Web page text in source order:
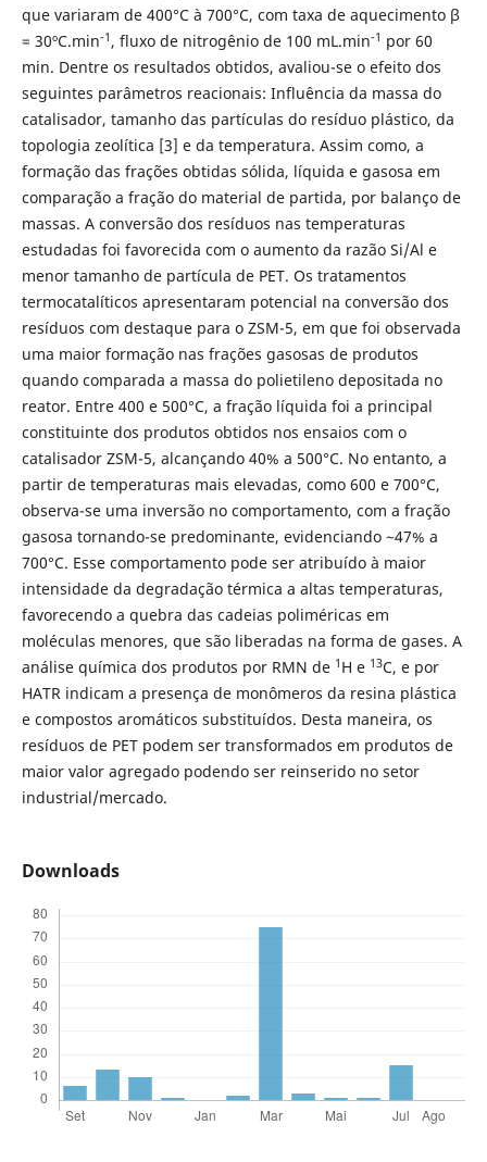
que variaram de 400°C à 700°C, com taxa de aquecimento β
= 30ºC.min-1 , fluxo de nitrogênio de 100 mL.min-1 por 60
min. Dentre os resultados obtidos, avaliou-se o efeito dos
seguintes parâmetros reacionais: Influência da massa do
catalisador, tamanho das partículas do resíduo plástico, da
topologia zeolítica [3] e da temperatura. Assim como, a
formação das frações obtidas sólida, líquida e gasosa em
comparação a fração do material de partida, por balanço de
massas. A conversão dos resíduos nas temperaturas
estudadas foi favorecida com o aumento da razão Si/Al e
menor tamanho de partícula de PET. Os tratamentos
termocatalíticos apresentaram potencial na conversão dos
resíduos com destaque para o ZSM-5, em que foi observada
uma maior formação nas frações gasosas de produtos
quando comparada a massa do polietileno depositada no
reator. Entre 400 e 500°C, a fração líquida foi a principal
constituinte dos produtos obtidos nos ensaios com o
catalisador ZSM-5, alcançando 40% a 500°C. No entanto, a
partir de temperaturas mais elevadas, como 600 e 700°C,
observa-se uma inversão no comportamento, com a fração
gasosa tornando-se predominante, evidenciando ~47% a
700°C. Esse comportamento pode ser atribuído à maior
intensidade da degradação térmica a altas temperaturas,
favorecendo a quebra das cadeias poliméricas em
moléculas menores, que são liberadas na forma de gases. A
análise química dos produtos por RMN de 1 H e 13C, e por
HATR indicam a presença de monômeros da resina plástica
e compostos aromáticos substituídos. Desta maneira, os
resíduos de PET podem ser transformados em produtos de
maior valor agregado podendo ser reinserido no setor
industrial/mercado.
Downloads